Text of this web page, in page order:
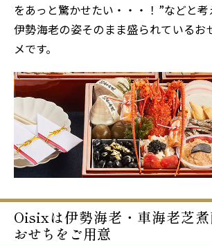
をあっと驚かせたい・・・！”などと考
伊勢海老の姿そのまま盛られているお
メです。
Oisixは伊勢海老・車海老芝
おせちをご用意